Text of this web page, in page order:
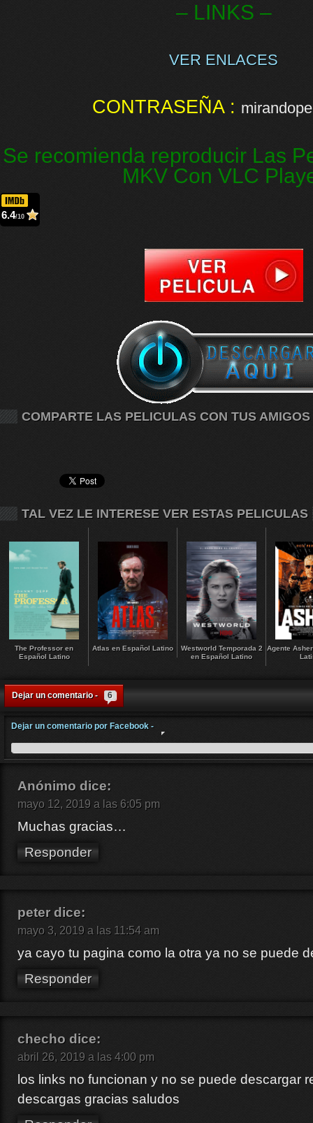
– LINKS –
VER ENLACES
CONTRASEÑA :
Se recomienda reproducir Las
MKV Con VLC
6.4/10
COMPARTE LAS PELICULAS CON TUS AMIGOS
TAL VEZ LE INTERESE VER ESTAS PELICULAS
The Professor en
Español Latino
Atlas en Español Latino
Westworld Temporada 2
en Español Latino
Agente
Dejar un comentario - 6
Dejar un comentario por Facebook -
Anónimo dice:
mayo 12, 2019 a las 6:05 pm
Muchas gracias…
Responder
peter dice:
mayo 3, 2019 a las 11:54 am
ya cayo tu pagina como la otra ya no se puede
Responder
checho dice:
abril 26, 2019 a las 4:00 pm
los links no funcionan y no se puede descargar
descargas gracias saludos